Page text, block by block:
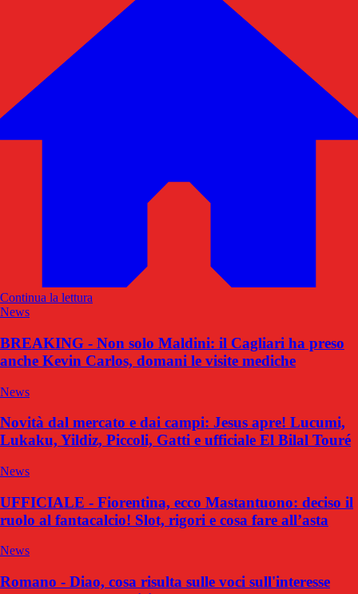
Continua la lettura
News
BREAKING - Non solo Maldini: il Cagliari ha preso
anche Kevin Carlos, domani le visite mediche
News
Novità dal mercato e dai campi: Jesus apre! Lucumi,
Lukaku, Yildiz, Piccoli, Gatti e ufficiale El Bilal Touré
News
UFFICIALE - Fiorentina, ecco Mastantuono: deciso il
ruolo al fantacalcio! Slot, rigori e cosa fare all’asta
News
Romano - Diao, cosa risulta sulle voci sull'interesse